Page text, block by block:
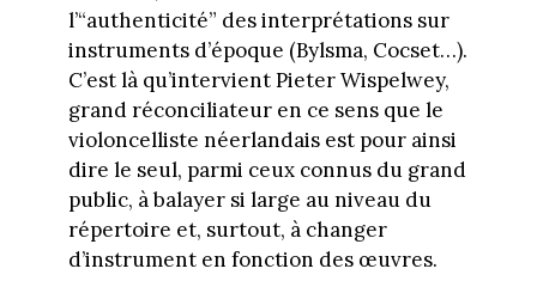
l’“authenticité” des interprétations sur
instruments d’époque (Bylsma, Cocset…).
C’est là qu’intervient Pieter Wispelwey,
grand réconciliateur en ce sens que le
violoncelliste néerlandais est pour ainsi
dire le seul, parmi ceux connus du grand
public, à balayer si large au niveau du
répertoire et, surtout, à changer
d’instrument en fonction des œuvres.